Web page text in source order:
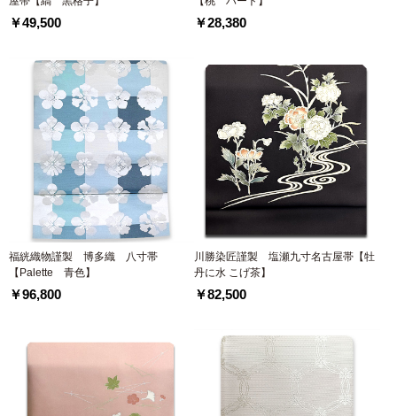
￥49,500 ￥28,380
福絖織物謹製 博多織 八寸帯
【Palette 青色】
￥96,800
川勝染匠謹製 塩瀬九寸名古屋帯【牡
丹に水 こげ茶】
￥82,500